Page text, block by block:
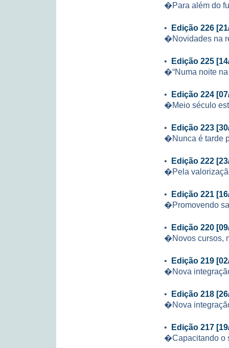
�Para além do
• Edição 226
�Novidades na
• Edição 225
�“Numa noite
• Edição 224
�Meio século
• Edição 223
�Nunca é tarde
• Edição 222
�Pela
• Edição 221
�Promovendo
• Edição 220
�Novos cursos,
• Edição 219
�Nova
• Edição 218
�Nova
• Edição 217
�Capacitando o